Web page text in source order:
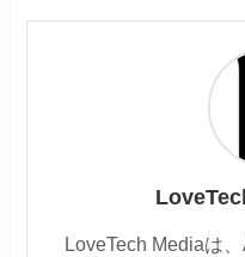
LoveTech Mediaは